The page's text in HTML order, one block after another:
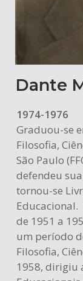
Dante
1974-1976
Graduou-se
Filosofia,
São Paulo
defendeu
tornou-se
Educacional.
de 1951 a
um período
Filosofia,
1958, dirigiu